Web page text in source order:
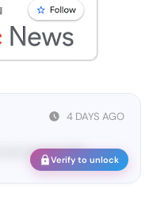
4 DAYS AGO
•••• •••• ••••••
Verify to unlock